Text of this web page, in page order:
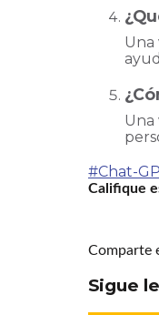
Una
Una
#Chat-
Califique
Comparte
Sigue